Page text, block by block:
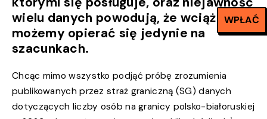
wielu danych powodują, że wciąż
możemy opierać się jedynie na
szacunkach.
Chcąc mimo wszystko podjąć próbę zrozumienia
publikowanych przez straż graniczną (SG) danych
dotyczących liczby osób na granicy polsko-białoruskiej
WPŁAĆ